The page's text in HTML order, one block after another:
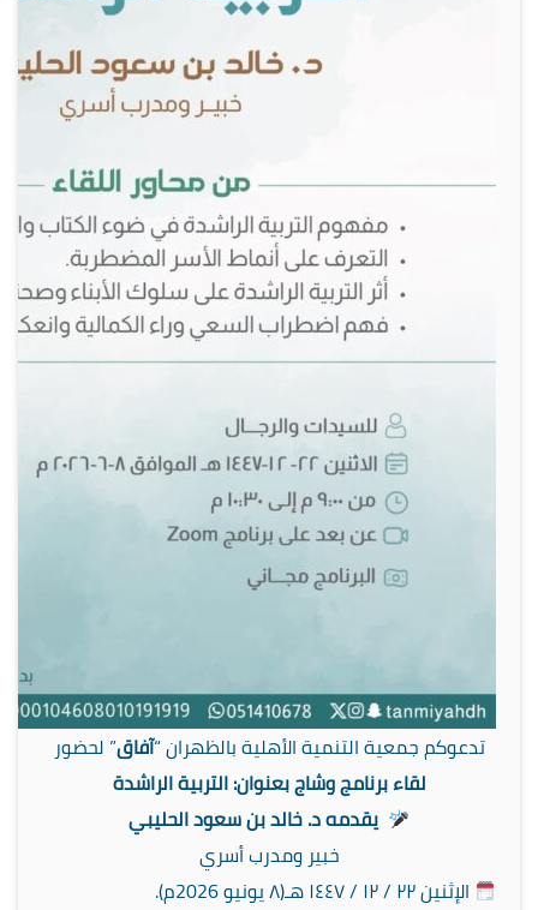
تدعوكم جمعية التنمية الأهلية بالظهران “آفاق” لحضور
لقاء برنامج وشاج بعنوان: التربية الراشدة
يقدمه د. خالد بن سعود الحليبي
خبير ومدرب أسري
الإثنين ٢٢ / ١٢ / ١٤٤٧ هـ(٨ يونيو 2026م).